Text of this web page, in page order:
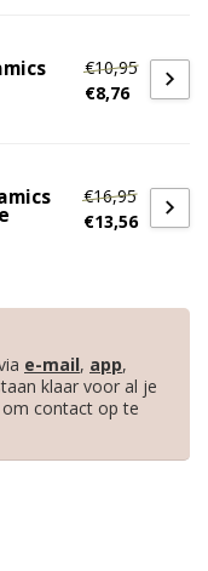
€10,95
€8,76
€16,95
€13,56
e-mail, app,
klaar voor al je
contact op te